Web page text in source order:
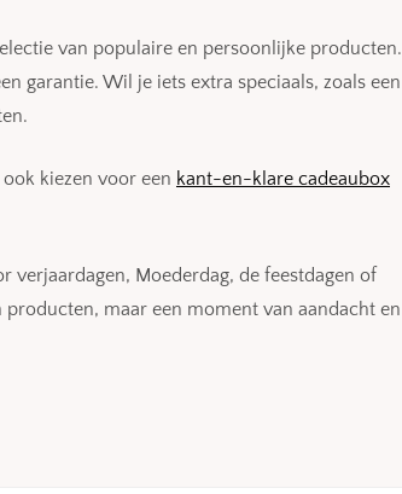
van populaire en persoonlijke producten.
garantie. Wil je iets extra speciaals, zoals een
kiezen voor een kant-en-klare cadeaubox
verjaardagen, Moederdag, de feestdagen of
maar een moment van aandacht en